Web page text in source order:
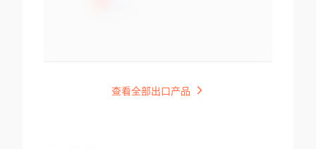
查看全部出口产品